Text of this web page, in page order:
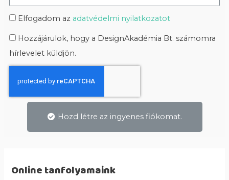
Elfogadom az adatvédelmi nyilatkozatot
Hozzájárulok, hogy a DesignAkadémia Bt. számomra
hírlevelet küldjön.
Hozd létre az ingyenes fiókomat.
Online tanfolyamaink